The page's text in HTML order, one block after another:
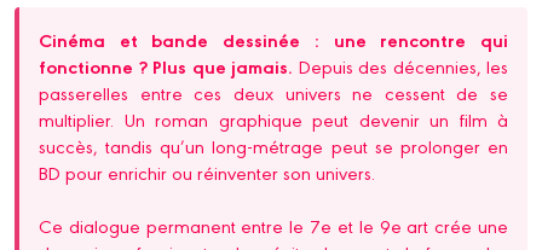
Cinéma et bande dessinée : une rencontre qui
fonctionne ? Plus que jamais. Depuis des décennies, les
passerelles entre ces deux univers ne cessent de se
multiplier. Un roman graphique peut devenir un film à
succès, tandis qu’un long-métrage peut se prolonger en
BD pour enrichir ou réinventer son univers.
Ce dialogue permanent entre le 7e et le 9e art crée une